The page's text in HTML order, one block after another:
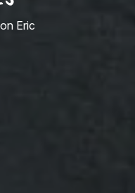
Eric